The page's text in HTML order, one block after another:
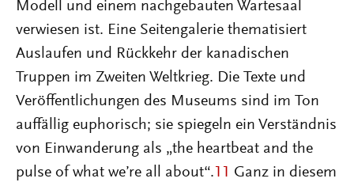
Modell und einem nachgebauten Wartesaal
verwiesen ist. Eine Seitengalerie thematisiert
Auslaufen und Rückkehr der kanadischen
Truppen im Zweiten Weltkrieg. Die Texte und
Veröffentlichungen des Museums sind im Ton
auffällig euphorisch; sie spiegeln ein Verständnis
von Einwanderung als „the heartbeat and the
pulse of what we’re all about“. 11 Ganz in diesem